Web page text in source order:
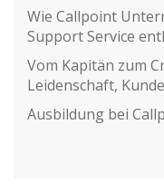
Wie Callpoint
Support Service
Vom Kapitän zum
Leidenschaft,
Ausbildung bei